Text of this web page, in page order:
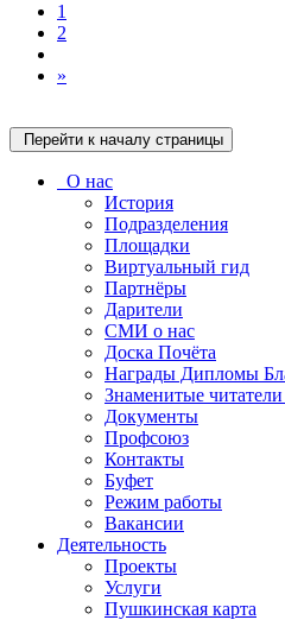
1
2
»
Перейти к началу страницы
О нас
История
Подразделения
Площадки
Виртуальный гид
Партнёры
Дарители
СМИ о нас
Доска Почёта
Награды Дипломы
Знаменитые
Документы
Профсоюз
Контакты
Буфет
Режим работы
Вакансии
Деятельность
Проекты
Услуги
Пушкинская карта